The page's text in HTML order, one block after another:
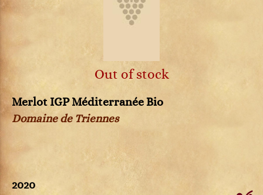
Out of stock
Merlot IGP Méditerranée Bio
Domaine de Triennes
2020